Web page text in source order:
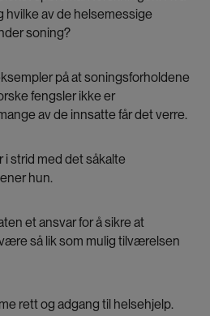
hvilke av de helsemessige
soning?
på at soningsforholdene
fengsler ikke er
av de innsatte får det verre.
i strid med det såkalte
hun.
et ansvar for å sikre at
så lik som mulig tilværelsen
rett og adgang til helsehjelp.